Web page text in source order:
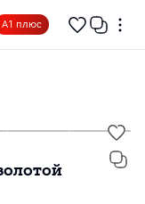
А1 плюс